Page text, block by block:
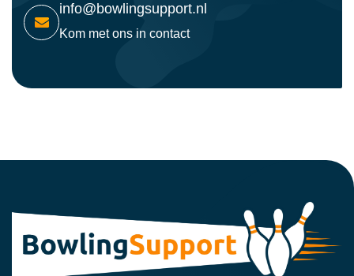
info@bowlingsupport.nl
Kom met ons in contact